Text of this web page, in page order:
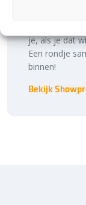
binnen én
je, als je dat
Een rondje
binnen!
Bekijk